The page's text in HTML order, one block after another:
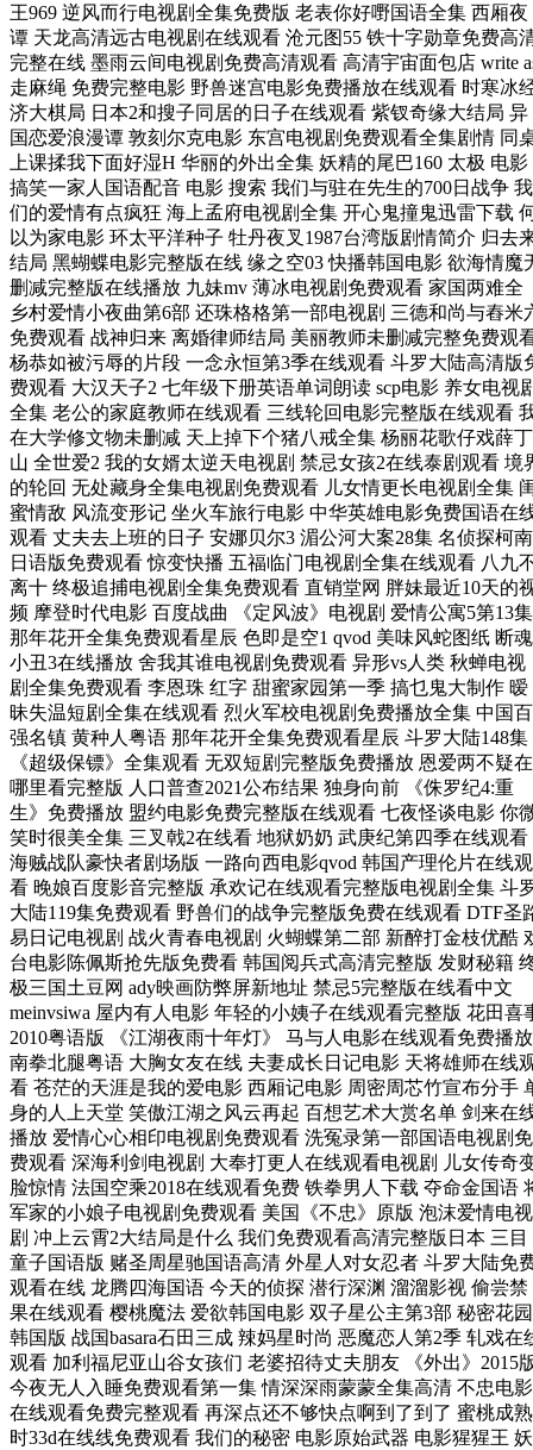
王969 逆风而行电视剧全集免费版 老表你好嘢国语全集 西厢夜
谭 天龙高清远古电视剧在线观看 沧元图55 铁十字勋章免费高
完整在线 墨雨云间电视剧免费高清观看 高清宇宙面包店 write
走麻绳 免费完整电影 野兽迷宫电影免费播放在线观看 时寒冰
济大棋局 日本2和搜子同居的日子在线观看 紫钗奇缘大结局 异
国恋爱浪漫谭 敦刻尔克电影 东宫电视剧免费观看全集剧情 同
上课揉我下面好湿H 华丽的外出全集 妖精的尾巴160 太极 电影
搞笑一家人国语配音 电影 搜索 我们与驻在先生的700日战争 我
们的爱情有点疯狂 海上孟府电视剧全集 开心鬼撞鬼迅雷下载
以为家电影 环太平洋种子 牡丹夜叉1987台湾版剧情简介 归去
结局 黑蝴蝶电影完整版在线 缘之空03 快播韩国电影 欲海情魔
删减完整版在线播放 九妹mv 薄冰电视剧免费观看 家国两难全
乡村爱情小夜曲第6部 还珠格格第一部电视剧 三德和尚与舂米
免费观看 战神归来 离婚律师结局 美丽教师未删减完整免费观
杨恭如被污辱的片段 一念永恒第3季在线观看 斗罗大陆高清版
费观看 大汉天子2 七年级下册英语单词朗读 scp电影 养女电视
全集 老公的家庭教师在线观看 三线轮回电影完整版在线观看
在大学修文物未删减 天上掉下个猪八戒全集 杨丽花歌仔戏薛丁
山 全世爱2 我的女婿太逆天电视剧 禁忌女孩2在线泰剧观看 境
的轮回 无处藏身全集电视剧免费观看 儿女情更长电视剧全集
蜜情敌 风流变形记 坐火车旅行电影 中华英雄电影免费国语在
观看 丈夫去上班的日子 安娜贝尔3 湄公河大案28集 名侦探柯南
日语版免费观看 惊变快播 五福临门电视剧全集在线观看 八九
离十 终极追捕电视剧全集免费观看 直销堂网 胖妹最近10天的
频 摩登时代电影 百度战曲 《定风波》电视剧 爱情公寓5第13集
那年花开全集免费观看星辰 色即是空1 qvod 美味风蛇图纸 断魂
小丑3在线播放 舍我其谁电视剧免费观看 异形vs人类 秋蝉电视
剧全集免费观看 李恩珠 红字 甜蜜家园第一季 搞乜鬼大制作 暧
昧失温短剧全集在线观看 烈火军校电视剧免费播放全集 中国百
强名镇 黄种人粤语 那年花开全集免费观看星辰 斗罗大陆148集
《超级保镖》全集观看 无双短剧完整版免费播放 恩爱两不疑在
哪里看完整版 人口普查2021公布结果 独身向前 《侏罗纪4:重
生》免费播放 盟约电影免费完整版在线观看 七夜怪谈电影 你
笑时很美全集 三叉戟2在线看 地狱奶奶 武庚纪第四季在线观看
海贼战队豪快者剧场版 一路向西电影qvod 韩国产理伦片在线观
看 晚娘百度影音完整版 承欢记在线观看完整版电视剧全集 斗
大陆119集免费观看 野兽们的战争完整版免费在线观看 DTF圣
易日记电视剧 战火青春电视剧 火蝴蝶第二部 新醉打金枝优酷
台电影陈佩斯抢先版免费看 韩国阅兵式高清完整版 发财秘籍
极三国土豆网 ady映画防弊屏新地址 禁忌5完整版在线看中文
meinvsiwa 屋内有人电影 年轻的小姨子在线观看完整版 花田喜
2010粤语版 《江湖夜雨十年灯》 马与人电影在线观看免费播放
南拳北腿粤语 大胸女友在线 夫妻成长日记电影 天将雄师在线
看 苍茫的天涯是我的爱电影 西厢记电影 周密周芯竹宣布分手
身的人上天堂 笑傲江湖之风云再起 百想艺术大赏名单 剑来在
播放 爱情心心相印电视剧免费观看 洗冤录第一部国语电视剧免
费观看 深海利剑电视剧 大奉打更人在线观看电视剧 儿女传奇
脸惊情 法国空乘2018在线观看免费 铁拳男人下载 夺命金国语
军家的小娘子电视剧免费观看 美国《不忠》原版 泡沫爱情电视
剧 冲上云霄2大结局是什么 我们免费观看高清完整版日本 三目
童子国语版 赌圣周星驰国语高清 外星人对女忍者 斗罗大陆免
观看在线 龙腾四海国语 今天的侦探 潜行深渊 溜溜影视 偷尝禁
果在线观看 樱桃魔法 爱欲韩国电影 双子星公主第3部 秘密花园
韩国版 战国basara石田三成 辣妈星时尚 恶魔恋人第2季 轧戏在
观看 加利福尼亚山谷女孩们 老婆招待丈夫朋友 《外出》2015
今夜无人入睡免费观看第一集 情深深雨蒙蒙全集高清 不忠电影
在线观看免费完整观看 再深点还不够快点啊到了到了 蜜桃成熟
时33d在线线免费观看 我们的秘密 电影原始武器 电影猩猩王 妖